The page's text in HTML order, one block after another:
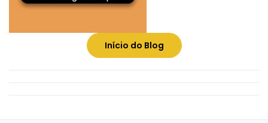
Início do Blog